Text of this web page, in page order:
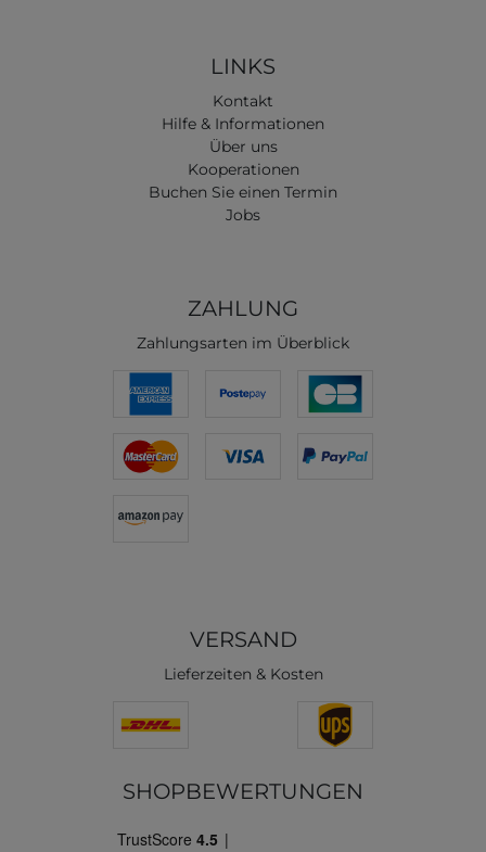
LINKS
Kontakt
Hilfe & Informationen
Über uns
Kooperationen
Buchen Sie einen Termin
Jobs
ZAHLUNG
Zahlungsarten im Überblick
VERSAND
Lieferzeiten & Kosten
SHOPBEWERTUNGEN